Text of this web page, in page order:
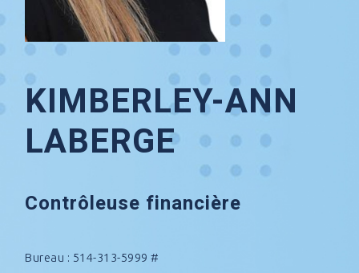
KIMBERLEY-ANN
LABERGE
Contrôleuse financière
Bureau : 514-313-5999 #